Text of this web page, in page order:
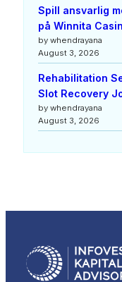
Spill ansvarlig
på Winnita
by whendrayana
August 3, 2026
Rehabilitation
Slot Recovery
by whendrayana
August 3, 2026